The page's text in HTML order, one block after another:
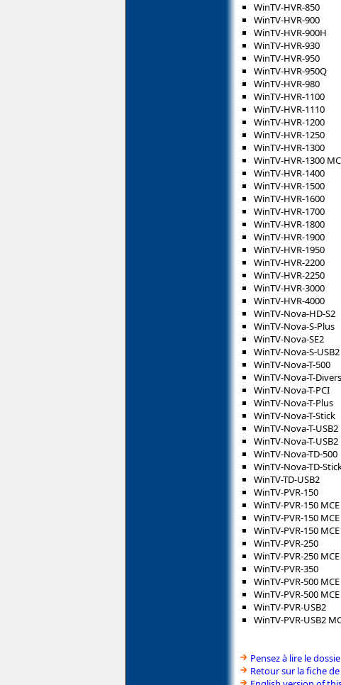
WinTV-HVR-850
WinTV-HVR-900
WinTV-HVR-900H
WinTV-HVR-930
WinTV-HVR-950
WinTV-HVR-950Q
WinTV-HVR-980
WinTV-HVR-1100
WinTV-HVR-1110
WinTV-HVR-1200
WinTV-HVR-1250
WinTV-HVR-1300
WinTV-HVR-1300
WinTV-HVR-1400
WinTV-HVR-1500
WinTV-HVR-1600
WinTV-HVR-1700
WinTV-HVR-1800
WinTV-HVR-1900
WinTV-HVR-1950
WinTV-HVR-2200
WinTV-HVR-2250
WinTV-HVR-3000
WinTV-HVR-4000
WinTV-Nova-HD-S2
WinTV-Nova-S-Plus
WinTV-Nova-SE2
WinTV-Nova-S-USB2
WinTV-Nova-T-500
WinTV-Nova-T-
WinTV-Nova-T-PCI
WinTV-Nova-T-Plus
WinTV-Nova-T-Stick
WinTV-Nova-T-USB2
WinTV-Nova-T-USB2
WinTV-Nova-TD-500
WinTV-Nova-TD-
WinTV-TD-USB2
WinTV-PVR-150
WinTV-PVR-150 MCE
WinTV-PVR-150
WinTV-PVR-150
WinTV-PVR-250
WinTV-PVR-250
WinTV-PVR-350
WinTV-PVR-500 MCE
WinTV-PVR-500
WinTV-PVR-USB2
WinTV-PVR-USB2
Pensez à lire le
Retour sur la fiche